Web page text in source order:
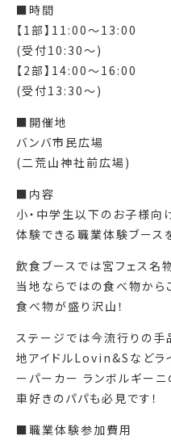
■時間
【1部】11:00〜13:00
(受付10:30〜)
【2部】14:00〜16:00
(受付13:30〜)
■開催地
バンバ市民広場
(二荒山神社前広場)
■内容
小・中学生以下のお子様
体験できる職業体験ブース
飲食ブースでは宮フェス名
当地ならではの食べ物から
食べ物が盛り沢山！
ステージでは今流行りの手
地アイドルLovin&Sなどラ
ーパーカー ランボルギー
車好きのパパも必見です！
■職業体験参加費用